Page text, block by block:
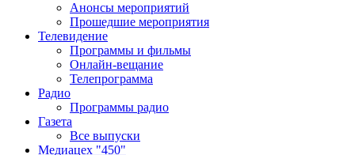
Анонсы мероприятий
Прошедшие мероприятия
Телевидение
Программы и фильмы
Онлайн-вещание
Телепрограмма
Радио
Программы радио
Газета
Все выпуски
Медиацех "450"